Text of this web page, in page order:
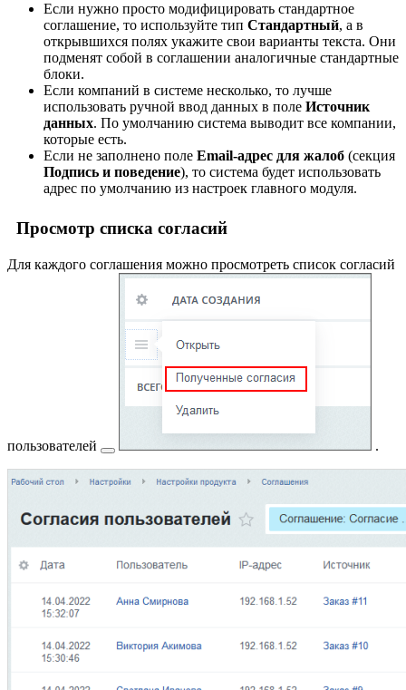
Если нужно просто модифицировать стандартное
соглашение, то используйте тип Стандартный, а в
открывшихся полях укажите свои варианты текста. Они
подменят собой в соглашении аналогичные стандартные
блоки.
Если компаний в системе несколько, то лучше
использовать ручной ввод данных в поле Источник
данных. По умолчанию система выводит все компании,
которые есть.
Если не заполнено поле Email-адрес для жалоб (секция
Подпись и поведение), то система будет использовать
адрес по умолчанию из настроек главного модуля.
Просмотр списка согласий
Для каждого соглашения можно просмотреть список согласий
пользователей .